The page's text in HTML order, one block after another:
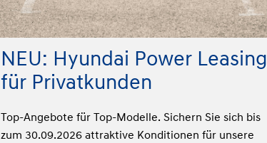
NEU: Hyundai Power Leasing
für Privatkunden
Top-Angebote für Top-Modelle. Sichern Sie sich bis
zum 30.09.2026 attraktive Konditionen für unsere